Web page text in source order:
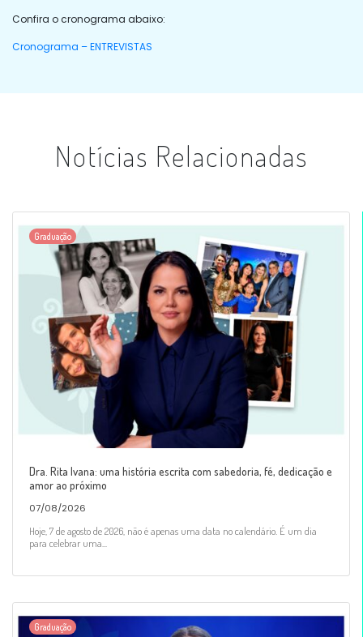
Confira o cronograma abaixo:
Cronograma – ENTREVISTAS
Notícias Relacionadas
Graduação
Dra. Rita Ivana: uma história escrita com sabedoria, fé, dedicação e
amor ao próximo
07/08/2026
Hoje, 7 de agosto de 2026, não é apenas uma data no calendário. É um dia
para celebrar uma...
Graduação